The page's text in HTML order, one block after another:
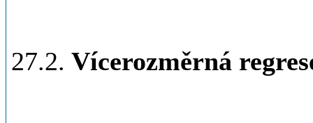
27.2. Vícerozměrná